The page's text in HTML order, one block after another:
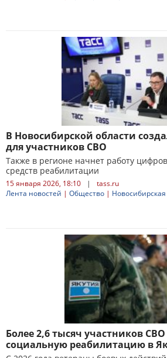
В Новосибирской области
для участников СВО
Также в регионе начнет работу
средств реабилитации
15 января 2026, 18:10 |
tass.ru
Лента новостей | Общество |
Более 2,6 тысяч участников
социальную реабилитацию в